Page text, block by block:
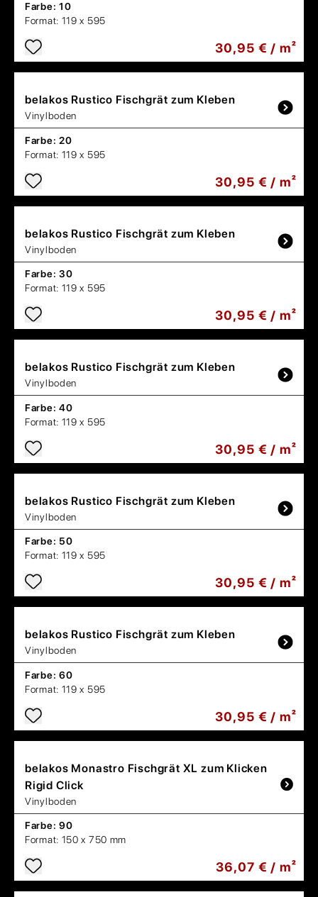
Farbe: 10
Format: 119 x 595
30,95 € / m²
belakos Rustico Fischgrät zum Kleben
Vinylboden
Farbe: 20
Format: 119 x 595
30,95 € / m²
belakos Rustico Fischgrät zum Kleben
Vinylboden
Farbe: 30
Format: 119 x 595
30,95 € / m²
belakos Rustico Fischgrät zum Kleben
Vinylboden
Farbe: 40
Format: 119 x 595
30,95 € / m²
belakos Rustico Fischgrät zum Kleben
Vinylboden
Farbe: 50
Format: 119 x 595
30,95 € / m²
belakos Rustico Fischgrät zum Kleben
Vinylboden
Farbe: 60
Format: 119 x 595
30,95 € / m²
belakos Monastro Fischgrät XL zum Klicken
Rigid Click
Vinylboden
Farbe: 90
Format: 150 x 750 mm
36,07 € / m²